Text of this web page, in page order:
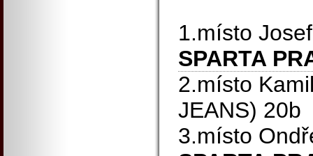
1.místo
SPARTA
2.místo
JEANS) 20b
3.místo